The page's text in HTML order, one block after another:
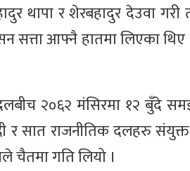
थापा र शेरबहादुर देउवा
सत्ता आफ्नै हातमा लिएका
२०६२ मंसिरमा १२ बुँदे
र सात राजनीतिक दलहरु
गति लियो ।